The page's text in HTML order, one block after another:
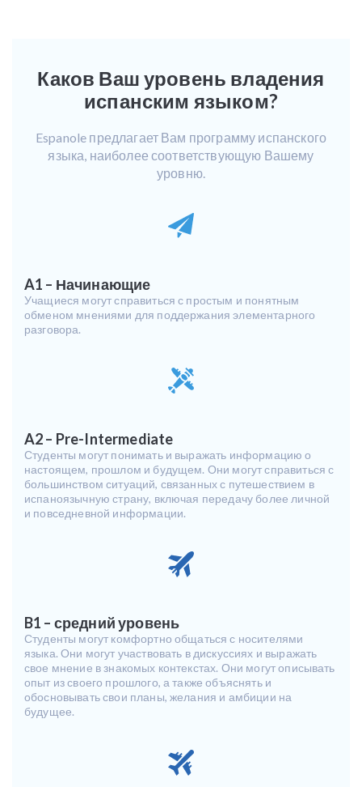
Каков Ваш уровень владения
испанским языком?
Espanole предлагает Вам программу испанского
языка, наиболее соответствующую Вашему
уровню.
A1 – Начинающие
Учащиеся могут справиться с простым и понятным
обменом мнениями для поддержания элементарного
разговора.
A2 – Pre-Intermediate
Студенты могут понимать и выражать информацию о
настоящем, прошлом и будущем. Они могут справиться с
большинством ситуаций, связанных с путешествием в
испаноязычную страну, включая передачу более личной
и повседневной информации.
B1 – средний уровень
Студенты могут комфортно общаться с носителями
языка. Они могут участвовать в дискуссиях и выражать
свое мнение в знакомых контекстах. Они могут описывать
опыт из своего прошлого, а также объяснять и
обосновывать свои планы, желания и амбиции на
будущее.